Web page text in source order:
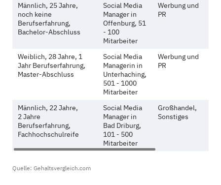
Männlich, 25 Jahre,
noch keine
Berufserfahrung,
Bachelor-Abschluss
Social Media
Manager in
Offenburg, 51
- 100
Mitarbeiter
Werbung und
PR
Weiblich, 28 Jahre, 1
Jahr Berufserfahrung,
Master-Abschluss
Social Media
Managerin in
Unterhaching,
501 - 1000
Mitarbeiter
Werbung und
PR
Männlich, 22 Jahre,
2 Jahre
Berufserfahrung,
Fachhochschulreife
Social Media
Manager in
Bad Driburg,
101 - 500
Mitarbeiter
Großhandel,
Sonstiges
Quelle: Gehaltsvergleich.com